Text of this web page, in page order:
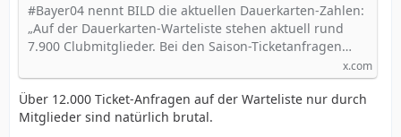
#Bayer04 nennt BILD die aktuellen Dauerkarten-Zahlen:
„Auf der Dauerkarten-Warteliste stehen aktuell rund
7.900 Clubmitglieder. Bei den Saison-Ticketanfragen…
x.com
Über 12.000 Ticket-Anfragen auf der Warteliste nur durch
Mitglieder sind natürlich brutal.